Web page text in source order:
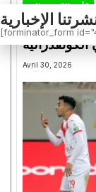
كأس الكونفدرالية
العاصمة قبل
Avril 30, 2026
[forminator_form